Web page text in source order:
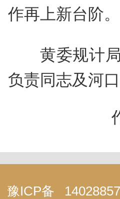
作再上新台阶。
黄委规计
负责同志及河
豫ICP备